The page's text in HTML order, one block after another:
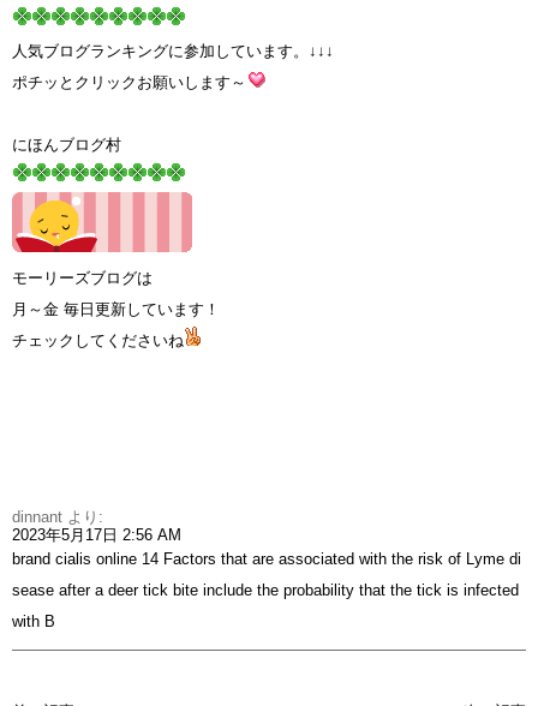
人気ブログランキングに参加しています。↓↓↓
ポチッとクリックお願いします～
にほんブログ村
モーリーズブログは
月～金 毎日更新しています！
チェックしてくださいね
dinnant より:
2023年5月17日 2:56 AM
brand cialis online 14 Factors that are associated with the risk of Lyme di
sease after a deer tick bite include the probability that the tick is infected
with B